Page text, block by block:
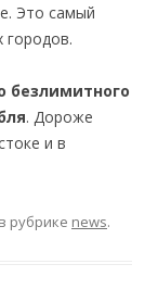
Это самый
городов.
безлимитного
. Дороже
и в
в рубрике news.